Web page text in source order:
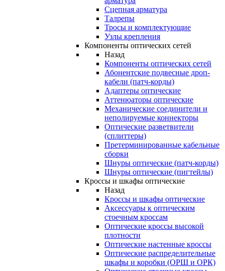
Сцепная арматура
Талрепы
Тросы и комплектующие
Узлы крепления
Компоненты оптических сетей
Назад
Компоненты оптических сетей
Абонентские подвесные дроп-
кабели (патч-корды)
Адаптеры оптические
Аттенюаторы оптические
Механические соединители и
неполируемые коннекторы
Оптические разветвители
(сплиттеры)
Претерминированные кабельные
сборки
Шнуры оптические (патч-корды)
Шнуры оптические (пигтейлы)
Кроссы и шкафы оптические
Назад
Кроссы и шкафы оптические
Аксессуары к оптическим
стоечным кроссам
Оптические кроссы высокой
плотности
Оптические настенные кроссы
Оптические распределительные
шкафы и коробки (ОРШ и ОРК)